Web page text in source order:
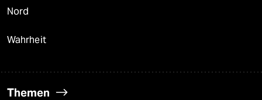
Nord
Wahrheit
Themen